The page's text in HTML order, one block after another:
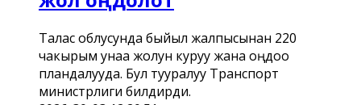
Талас облусунда быйыл жалпысынан 220
чакырым унаа жолун куруу жана оңдоо
пландалууда. Бул тууралуу Транспорт
министрлиги билдирди.